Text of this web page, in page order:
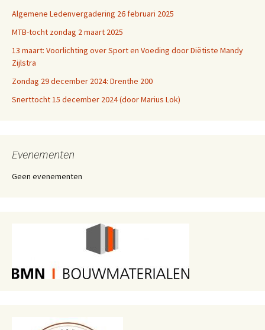
Algemene Ledenvergadering 26 februari 2025
MTB-tocht zondag 2 maart 2025
13 maart: Voorlichting over Sport en Voeding door Diëtiste Mandy
Zijlstra
Zondag 29 december 2024: Drenthe 200
Snerttocht 15 december 2024 (door Marius Lok)
Evenementen
Geen evenementen